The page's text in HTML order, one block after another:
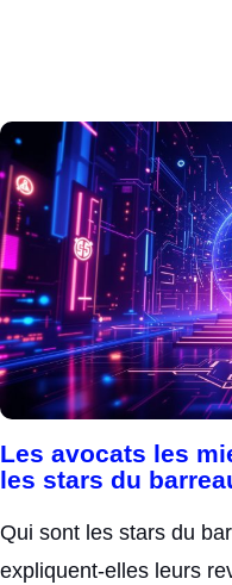
Les avocats les
les stars du
Qui sont les stars du
expliquent‑elles leurs